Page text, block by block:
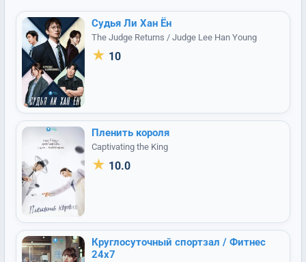
Судья Ли Хан Ён
The Judge Returns / Judge Lee Han Young
★ 10
Пленить короля
Captivating the King
★ 10.0
Круглосуточный спортзал / Фитнес
24х7